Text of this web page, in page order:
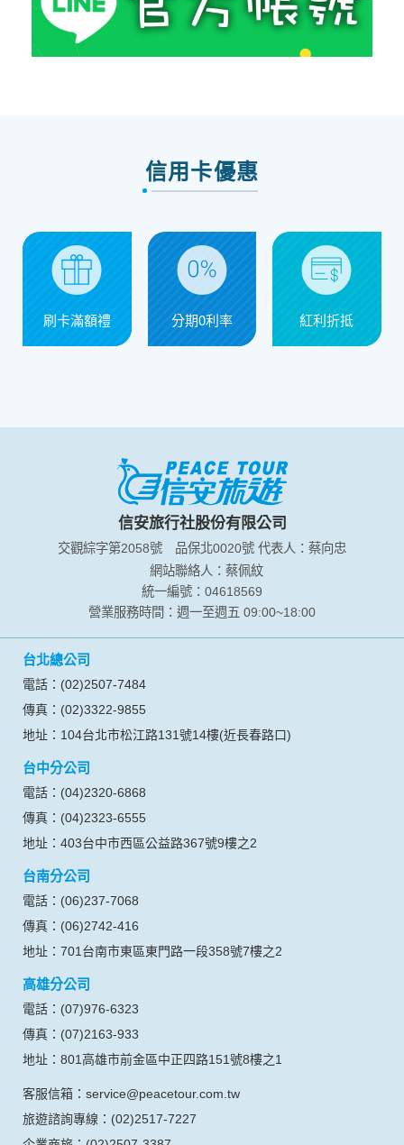
信用卡優惠
刷卡滿額禮 分期0利率 紅利折抵
信安旅行社股份有限公司
交觀綜字第2058號 品保北0020號 代表人：蔡向忠
網站聯絡人：蔡佩紋
統一編號：04618569
營業服務時間：週一至週五 09:00~18:00
台北總公司
電話：(02)2507-7484
傳真：(02)3322-9855
地址：104台北市松江路131號14樓(近長春路口)
台中分公司
電話：(04)2320-6868
傳真：(04)2323-6555
地址：403台中市西區公益路367號9樓之2
台南分公司
電話：(06)237-7068
傳真：(06)2742-416
地址：701台南市東區東門路一段358號7樓之2
高雄分公司
電話：(07)976-6323
傳真：(07)2163-933
地址：801高雄市前金區中正四路151號8樓之1
客服信箱：service@peacetour.com.tw
旅遊諮詢專線：(02)2517-7227